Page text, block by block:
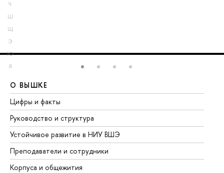
Ч
Ш
Щ
Э
Ю
Я
О ВЫШКЕ
Цифры и факты
Руководство и структура
Устойчивое развитие в НИУ ВШЭ
Преподаватели и сотрудники
Корпуса и общежития